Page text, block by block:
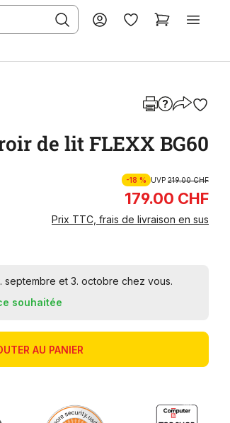
de lit FLEXX BG60
-18 % UVP 219.00 CHF
179.00 CHF
Prix TTC, frais de livraison en sus
septembre et 3. octobre chez vous.
souhaitée
AU PANIER